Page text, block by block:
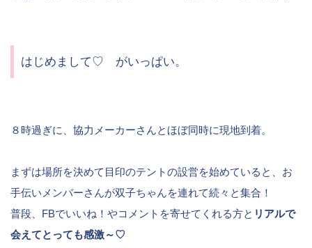
はじめまして♡ がいっぱい。
８時過ぎに、協力メーカーさんとほぼ同時に現地到着。
まずは場所を決めて目印のテントの設営を始めていると、お
手伝いメンバーさんが双子ちゃんを連れて続々と集合！
普段、FBでいいね！やコメントを寄せてくれる方と リアルで
会えてとっても感激～♡